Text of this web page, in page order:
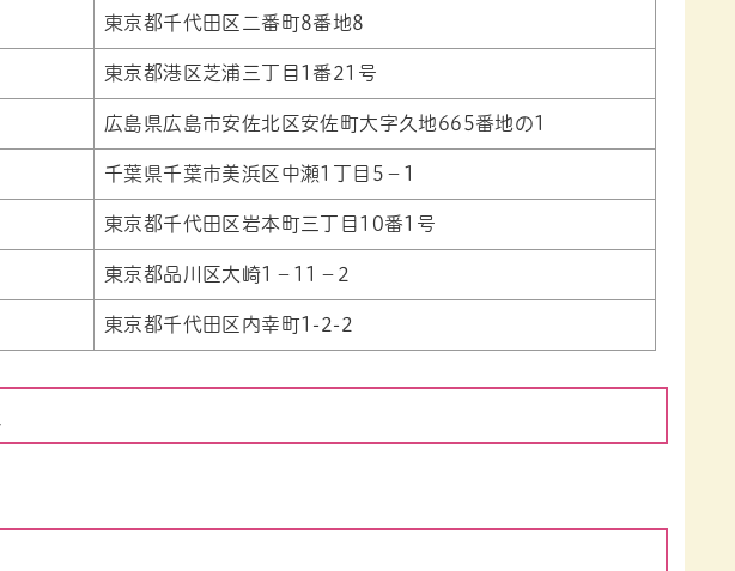
東京都千代田区二番町8番地8
東京都港区芝浦三丁目1番21号
広島県広島市安佐北区安佐町大字久地665番地の1
千葉県千葉市美浜区中瀬1丁目5−1
東京都千代田区岩本町三丁目10番1号
東京都品川区大崎1−11−2
東京都千代田区内幸町1-2-2